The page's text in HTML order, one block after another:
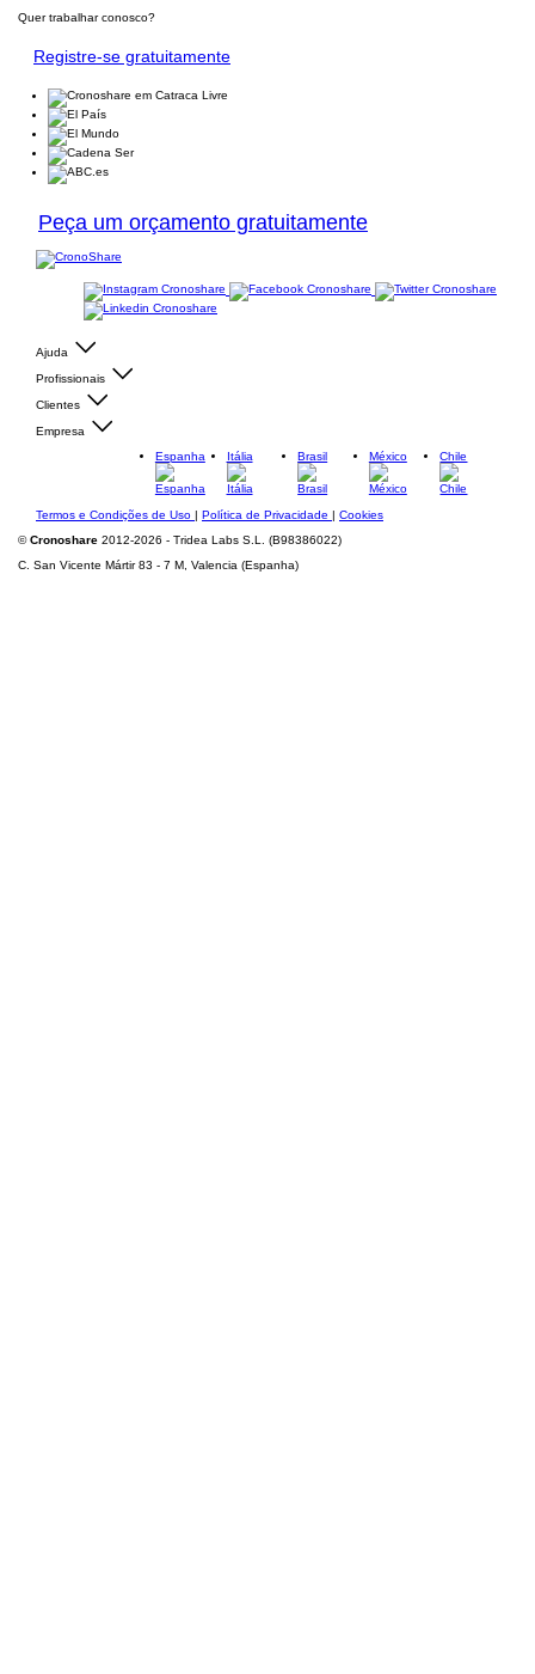
Quer trabalhar conosco?
Registre-se gratuitamente
Peça um orçamento gratuitamente
Ajuda
Profissionais
Clientes
Empresa
Espanha
Itália Brasil México Chile
Termos e Condições de Uso | Política de Privacidade | Cookies
©Cronoshare 2012-2026 - Tridea Labs S.L. (B98386022)
C. San Vicente Mártir 83 - 7 M, Valencia (Espanha)